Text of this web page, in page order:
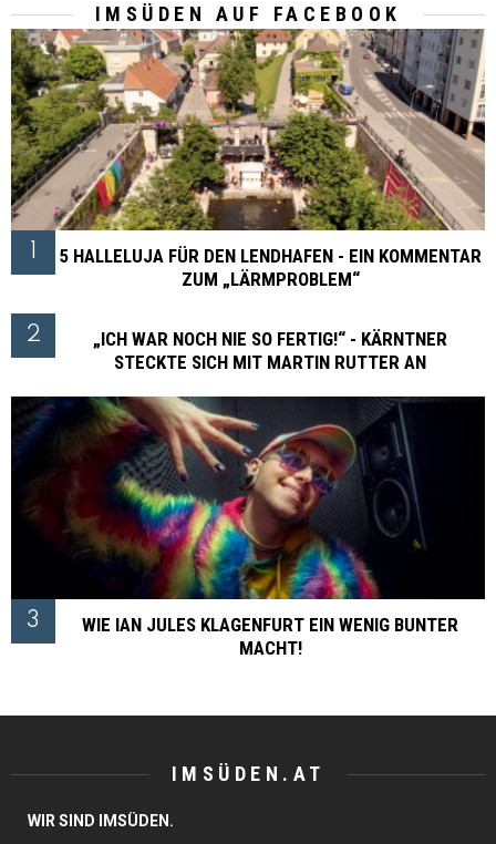
IMSÜDEN AUF FACEBOOK
TOP BEITRÄGE
5 HALLELUJA FÜR DEN LENDHAFEN - EIN KOMMENTAR
ZUM „LÄRMPROBLEM“
„ICH WAR NOCH NIE SO FERTIG!“ - KÄRNTNER
STECKTE SICH MIT MARTIN RUTTER AN
WIE IAN JULES KLAGENFURT EIN WENIG BUNTER
MACHT!
IMSÜDEN.AT
WIR SIND IMSÜDEN.